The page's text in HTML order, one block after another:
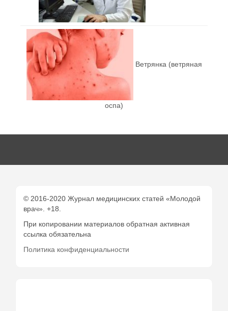
Ветрянка (ветряная
оспа)
© 2016-2020 Журнал медицинских статей «Молодой
врач». +18.
При копировании материалов обратная активная
ссылка обязательна
Политика конфиденциальности